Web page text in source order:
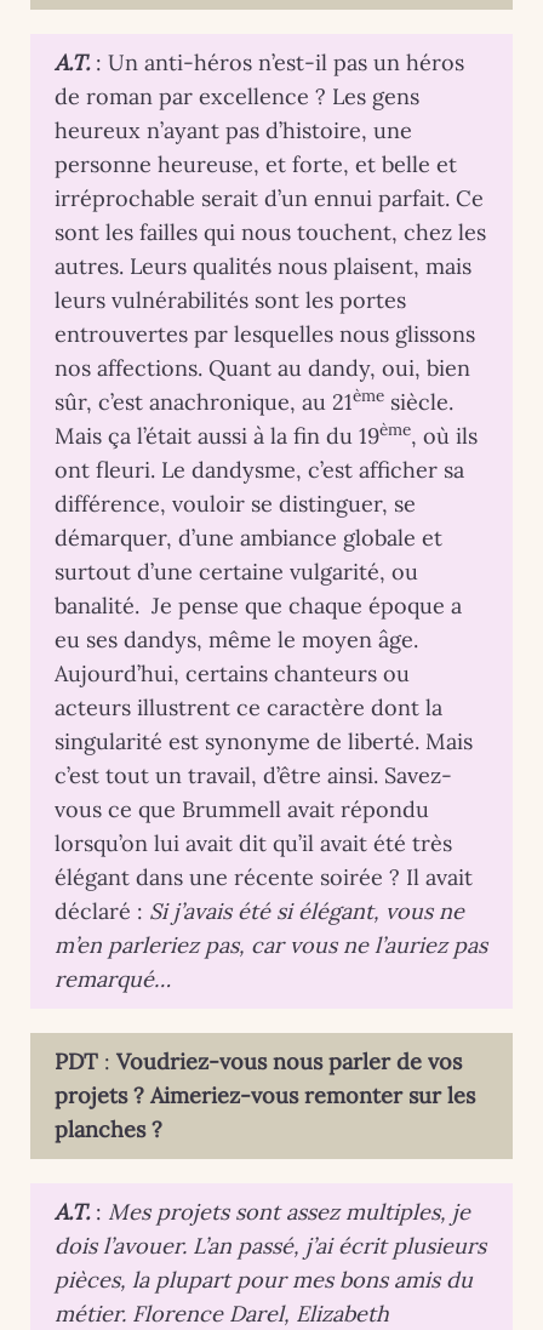
A.T. : Un anti-héros n’est-il pas un héros
de roman par excellence ? Les gens
heureux n’ayant pas d’histoire, une
personne heureuse, et forte, et belle et
irréprochable serait d’un ennui parfait. Ce
sont les failles qui nous touchent, chez les
autres. Leurs qualités nous plaisent, mais
leurs vulnérabilités sont les portes
entrouvertes par lesquelles nous glissons
nos affections. Quant au dandy, oui, bien
sûr, c’est anachronique, au 21ème siècle.
Mais ça l’était aussi à la fin du 19ème, où ils
ont fleuri. Le dandysme, c’est afficher sa
différence, vouloir se distinguer, se
démarquer, d’une ambiance globale et
surtout d’une certaine vulgarité, ou
banalité. Je pense que chaque époque a
eu ses dandys, même le moyen âge.
Aujourd’hui, certains chanteurs ou
acteurs illustrent ce caractère dont la
singularité est synonyme de liberté. Mais
c’est tout un travail, d’être ainsi. Savez-
vous ce que Brummell avait répondu
lorsqu’on lui avait dit qu’il avait été très
élégant dans une récente soirée ? Il avait
déclaré : Si j’avais été si élégant, vous ne
m’en parleriez pas, car vous ne l’auriez pas
remarqué…
PDT : Voudriez-vous nous parler de vos
projets ? Aimeriez-vous remonter sur les
planches ?
A.T.: Mes projets sont assez multiples, je
dois l’avouer. L’an passé, j’ai écrit plusieurs
pièces, la plupart pour mes bons amis du
métier. Florence Darel, Elizabeth